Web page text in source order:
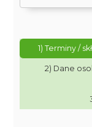
1) Terminy /
2) Dane